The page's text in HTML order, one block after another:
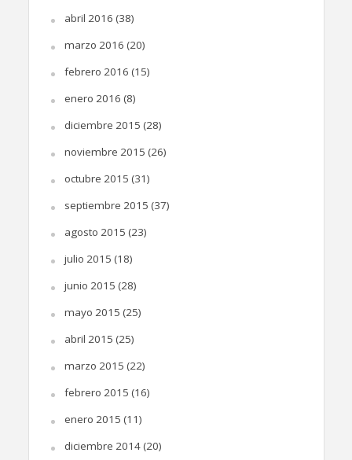
abril 2016 (38)
marzo 2016 (20)
febrero 2016 (15)
enero 2016 (8)
diciembre 2015 (28)
noviembre 2015 (26)
octubre 2015 (31)
septiembre 2015 (37)
agosto 2015 (23)
julio 2015 (18)
junio 2015 (28)
mayo 2015 (25)
abril 2015 (25)
marzo 2015 (22)
febrero 2015 (16)
enero 2015 (11)
diciembre 2014(20)